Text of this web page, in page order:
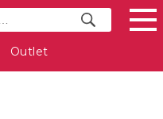
Outlet